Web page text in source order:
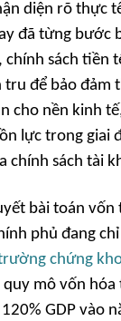
diện rõ thực
đã từng bước
sách tiền
để bảo đảm
cho nền kinh
lực trong giai
chính sách tài
bài toán vốn
phủ đang
chứng
mô vốn
GDP vào